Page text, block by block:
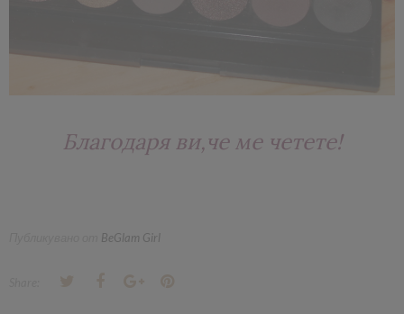
Благодаря ви,че ме четете!
BeGlam Girl